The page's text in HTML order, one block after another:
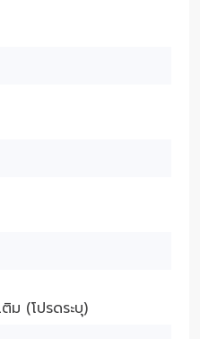
ม (โปรดระบุ)